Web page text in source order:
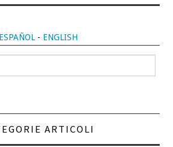
ESPAÑOL- ENGLISH
ARTICOLI